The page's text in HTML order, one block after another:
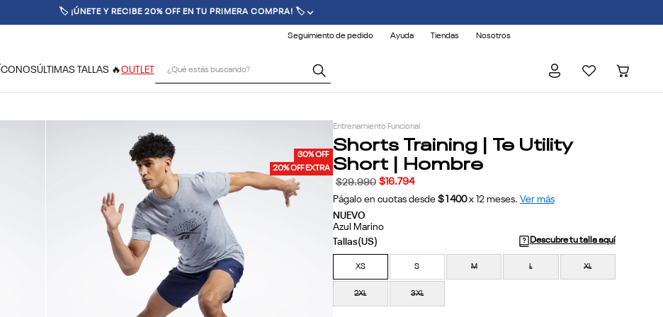
🚚 ENVÍO GRATIS POR COMPRAS SUPERIORES A $70.000 🚚
Seguimiento de pedido Ayuda Tiendas Nosotros
ÍCONOSÚLTIMAS TALLAS 🔥OUTLET
30% OFF
20% OFF EXTRA
Entrenamiento Funcional
Shorts Training | Te Utility
Short | Hombre
$29.990 $16.794
Págalo en cuotas desde $1400 x 12meses. Ver más
NUEVO
Azul Marino
Descubre tu talla aquí
XS S M L XL
2XL 3XL